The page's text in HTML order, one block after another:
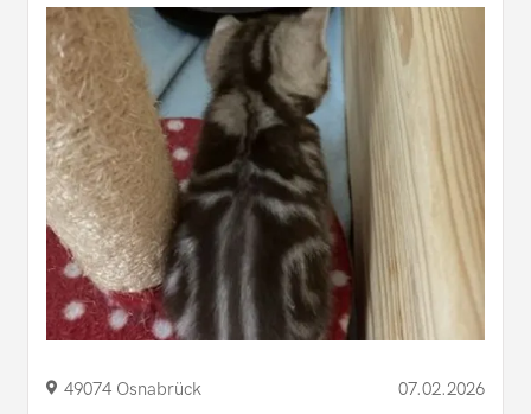
49074 Osnabrück 07.02.2026